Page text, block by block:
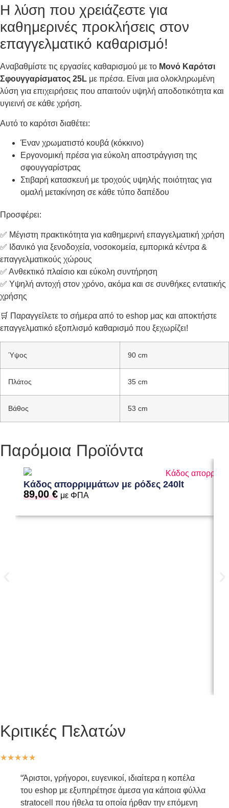
Η λύση που χρειάζεστε για
καθημερινές προκλήσεις στον
επαγγελματικό καθαρισμό!
Αναβαθμίστε τις εργασίες καθαρισμού με το Μονό Καρότσι
Σφουγγαρίσματος 25L με πρέσα. Είναι μια ολοκληρωμένη
λύση για επιχειρήσεις που απαιτούν υψηλή αποδοτικότητα και
υγιεινή σε κάθε χρήση.
Αυτό το καρότσι διαθέτει:
Έναν χρωματιστό κουβά (κόκκινο)
Εργονομική πρέσα για εύκολη αποστράγγιση της
σφουγγαρίστρας
Στιβαρή κατασκευή με τροχούς υψηλής ποιότητας για
ομαλή μετακίνηση σε κάθε τύπο δαπέδου
Προσφέρει:
✅ Μέγιστη πρακτικότητα για καθημερινή επαγγελματική χρήση
✅ Ιδανικό για ξενοδοχεία, νοσοκομεία, εμπορικά κέντρα &
επαγγελματικούς χώρους
✅ Ανθεκτικό πλαίσιο και εύκολη συντήρηση
✅ Υψηλή αντοχή στον χρόνο, ακόμα και σε συνθήκες εντατικής
χρήσης
🛒 Παραγγείλετε το σήμερα από το eshop μας και αποκτήστε
επαγγελματικό εξοπλισμό καθαρισμό που ξεχωρίζει!
Ύψος 90 cm
Πλάτος 35 cm
Βάθος 53 cm
Παρόμοια Προϊόντα
Κάδος απορριμμάτων με ρόδες 240lt
89,00€ με ΦΠΑ
Κριτικές Πελατών
★★★★★
“Άριστοι, γρήγοροι, ευγενικοί, ιδιαίτερα η κοπέλα
του eshop με εξυπηρέτησε άμεσα για κάποια φύλλα
stratocell που ήθελα τα οποία ήρθαν την επόμενη